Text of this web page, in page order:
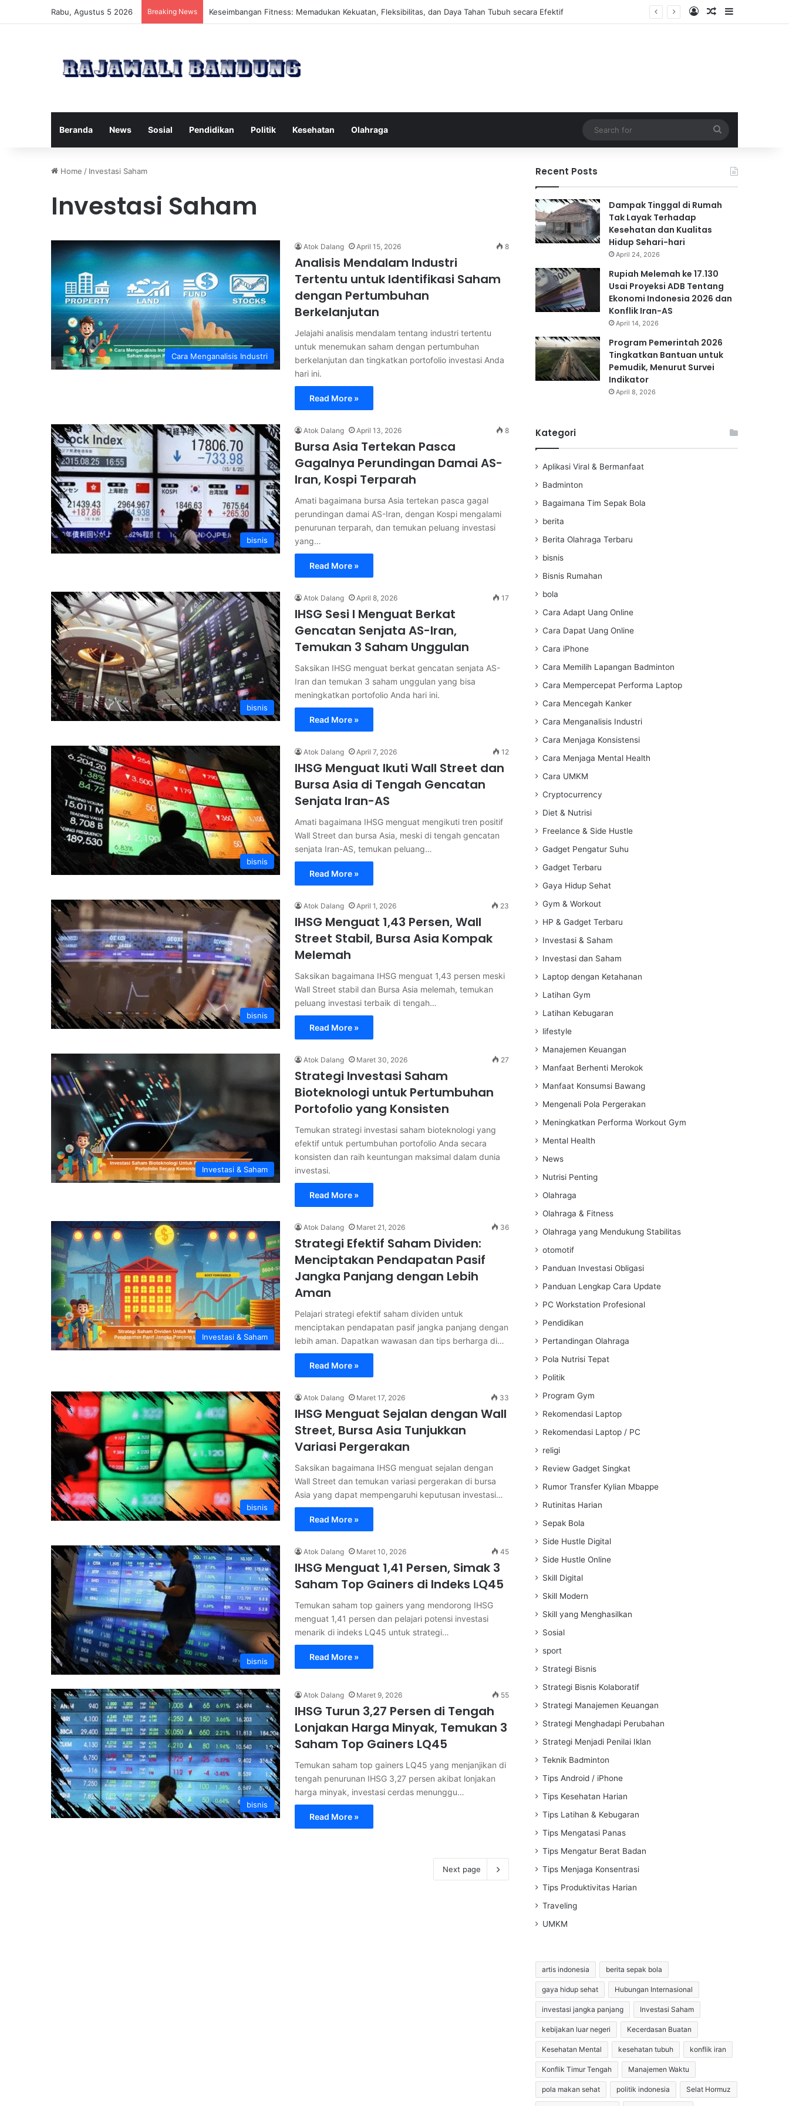
Rabu, Agustus 5 2026 Breaking News Manfaat Pilates Reformer untuk Meningkatkan Kekuatan Otot Inti Secara Efektif Log InRandom Article
Sidebar
Beranda News Sosial Pendidikan Politik Kesehatan Olahraga
for
Home / Investasi Saham
Investasi Saham
Cara Menganalisis Industri
Atok Dalang April 15, 2026 8
Analisis Mendalam Industri
Tertentu untuk Identifikasi Saham
dengan Pertumbuhan
Berkelanjutan
Jelajahi analisis mendalam tentang industri tertentu
untuk menemukan saham dengan pertumbuhan
berkelanjutan dan tingkatkan portofolio investasi Anda
hari ini.
Read More »
bisnis
Atok Dalang April 13, 2026 8
Bursa Asia Tertekan Pasca
Gagalnya Perundingan Damai AS-
Iran, Kospi Terparah
Amati bagaimana bursa Asia tertekan pasca gagal
perundingan damai AS-Iran, dengan Kospi mengalami
penurunan terparah, dan temukan peluang investasi
yang…
Read More »
bisnis
Atok Dalang April 8, 2026 17
IHSG Sesi I Menguat Berkat
Gencatan Senjata AS-Iran,
Temukan 3 Saham Unggulan
Saksikan IHSG menguat berkat gencatan senjata AS-
Iran dan temukan 3 saham unggulan yang bisa
meningkatkan portofolio Anda hari ini.
Read More »
bisnis
Atok Dalang April 7, 2026 12
IHSG Menguat Ikuti Wall Street dan
Bursa Asia di Tengah Gencatan
Senjata Iran-AS
Amati bagaimana IHSG menguat mengikuti tren positif
Wall Street dan bursa Asia, meski di tengah gencatan
senjata Iran-AS, temukan peluang…
Read More »
bisnis
Atok Dalang April 1, 2026 23
IHSG Menguat 1,43 Persen, Wall
Street Stabil, Bursa Asia Kompak
Melemah
Saksikan bagaimana IHSG menguat 1,43 persen meski
Wall Street stabil dan Bursa Asia melemah, temukan
peluang investasi terbaik di tengah…
Read More »
Investasi & Saham
Atok Dalang Maret 30, 2026 27
Strategi Investasi Saham
Bioteknologi untuk Pertumbuhan
Portofolio yang Konsisten
Temukan strategi investasi saham bioteknologi yang
efektif untuk pertumbuhan portofolio Anda secara
konsisten dan raih keuntungan maksimal dalam dunia
investasi.
Read More »
Investasi & Saham
Atok Dalang Maret 21, 2026 36
Strategi Efektif Saham Dividen:
Menciptakan Pendapatan Pasif
Jangka Panjang dengan Lebih
Aman
Pelajari strategi efektif saham dividen untuk
menciptakan pendapatan pasif jangka panjang dengan
lebih aman. Dapatkan wawasan dan tips berharga di…
Read More »
bisnis
Atok Dalang Maret 17, 2026 33
IHSG Menguat Sejalan dengan Wall
Street, Bursa Asia Tunjukkan
Variasi Pergerakan
Saksikan bagaimana IHSG menguat sejalan dengan
Wall Street dan temukan variasi pergerakan di bursa
Asia yang dapat mempengaruhi keputusan investasi…
Read More »
bisnis
Atok Dalang Maret 10, 2026 45
IHSG Menguat 1,41 Persen, Simak 3
Saham Top Gainers di Indeks LQ45
Temukan saham top gainers yang mendorong IHSG
menguat 1,41 persen dan pelajari potensi investasi
menarik di indeks LQ45 untuk strategi…
Read More »
bisnis
Atok Dalang Maret 9, 2026 55
IHSG Turun 3,27 Persen di Tengah
Lonjakan Harga Minyak, Temukan 3
Saham Top Gainers LQ45
Temukan saham top gainers LQ45 yang menjanjikan di
tengah penurunan IHSG 3,27 persen akibat lonjakan
harga minyak, investasi cerdas menunggu…
Read More »
Next page
Recent Posts
Dampak Tinggal di Rumah
Tak Layak Terhadap
Kesehatan dan Kualitas
Hidup Sehari-hari
April 24, 2026
Rupiah Melemah ke 17.130
Usai Proyeksi ADB Tentang
Ekonomi Indonesia 2026 dan
Konflik Iran-AS
April 14, 2026
Program Pemerintah 2026
Tingkatkan Bantuan untuk
Pemudik, Menurut Survei
Indikator
April 8, 2026
Kategori
Aplikasi Viral & Bermanfaat
Badminton
Bagaimana Tim Sepak Bola
berita
Berita Olahraga Terbaru
bisnis
Bisnis Rumahan
bola
Cara Adapt Uang Online
Cara Dapat Uang Online
Cara iPhone
Cara Memilih Lapangan Badminton
Cara Mempercepat Performa Laptop
Cara Mencegah Kanker
Cara Menganalisis Industri
Cara Menjaga Konsistensi
Cara Menjaga Mental Health
Cara UMKM
Cryptocurrency
Diet & Nutrisi
Freelance & Side Hustle
Gadget Pengatur Suhu
Gadget Terbaru
Gaya Hidup Sehat
Gym & Workout
HP & Gadget Terbaru
Investasi & Saham
Investasi dan Saham
Laptop dengan Ketahanan
Latihan Gym
Latihan Kebugaran
lifestyle
Manajemen Keuangan
Manfaat Berhenti Merokok
Manfaat Konsumsi Bawang
Mengenali Pola Pergerakan
Meningkatkan Performa Workout Gym
Mental Health
News
Nutrisi Penting
Olahraga
Olahraga & Fitness
Olahraga yang Mendukung Stabilitas
otomotif
Panduan Investasi Obligasi
Panduan Lengkap Cara Update
PC Workstation Profesional
Pendidikan
Pertandingan Olahraga
Pola Nutrisi Tepat
Politik
Program Gym
Rekomendasi Laptop
Rekomendasi Laptop / PC
religi
Review Gadget Singkat
Rumor Transfer Kylian Mbappe
Rutinitas Harian
Sepak Bola
Side Hustle Digital
Side Hustle Online
Skill Digital
Skill Modern
Skill yang Menghasilkan
Sosial
sport
Strategi Bisnis
Strategi Bisnis Kolaboratif
Strategi Manajemen Keuangan
Strategi Menghadapi Perubahan
Strategi Menjadi Penilai Iklan
Teknik Badminton
Tips Android / iPhone
Tips Kesehatan Harian
Tips Latihan & Kebugaran
Tips Mengatasi Panas
Tips Mengatur Berat Badan
Tips Menjaga Konsentrasi
Tips Produktivitas Harian
Traveling
UMKM
artis indonesia berita sepak bola
gaya hidup sehat Hubungan Internasional
investasi jangka panjang Investasi Saham
kebijakan luar negeri Kecerdasan Buatan
Kesehatan Mental kesehatan tubuh konflik iran
Konflik Timur Tengah Manajemen Waktu
pola makan sehat politik indonesia Selat Hormuz